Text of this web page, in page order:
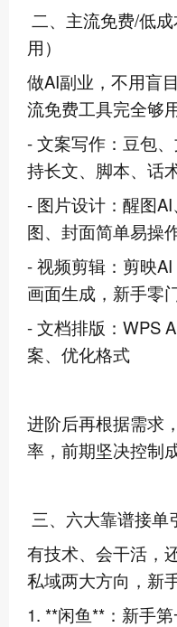
二、主流免费/低
用）
做AI副业，不用盲
流免费工具完全够
- 文案写作：豆包
持长文、脚本、话
- 图片设计：醒图
图、封面简单易操
- 视频剪辑：剪映AI
画面生成，新手零
- 文档排版：WPS
案、优化格式
进阶后再根据需求
率，前期坚决控制成
三、六大靠谱接单
有技术、会干活，
私域两大方向，新
1. **闲鱼**：新手